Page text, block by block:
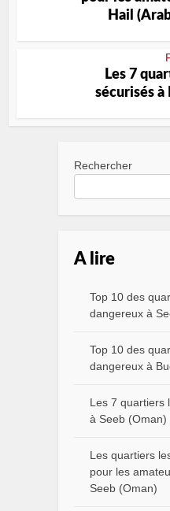
Hail
Les 7
sécurisés à
Rechercher
A lire
Top 10 des
dangereux à
Top 10 des
dangereux à
Les 7 quartiers
à Seeb (Oman)
Les quartiers
pour les
Seeb (Oman)